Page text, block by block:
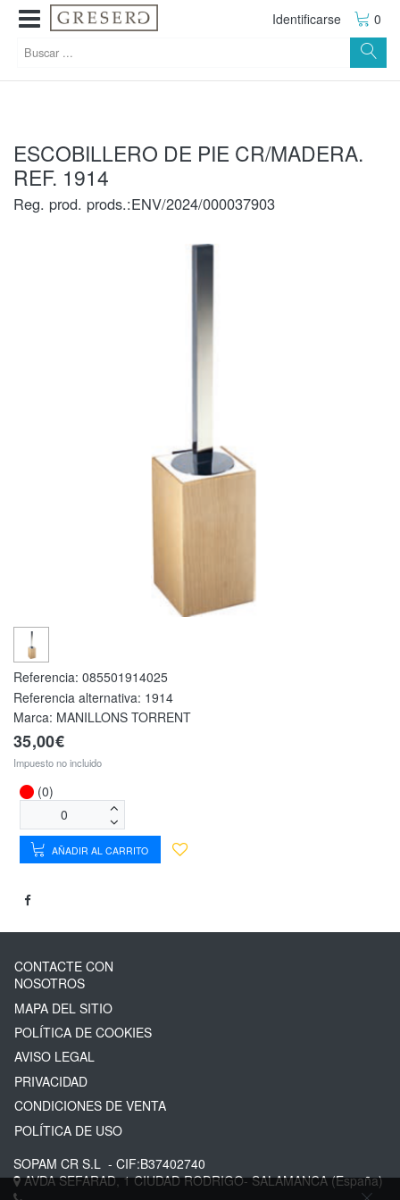
Identificarse 0
ESCOBILLERO DE PIE CR/MADERA.
REF. 1914
Reg. prod. prods.:ENV/2024/000037903
Referencia: 085501914025
Referencia alternativa: 1914
Marca: MANILLONS TORRENT
35,00€
Impuesto no incluido
(0)
AÑADIR AL CARRITO
CONTACTE CON
NOSOTROS
MAPA DEL SITIO
POLÍTICA DE COOKIES
AVISO LEGAL
PRIVACIDAD
CONDICIONES DE VENTA
POLÍTICA DE USO
SOPAM CR S.L - CIF:B37402740
AVDA SEFARAD, 1CIUDAD RODRIGO-SALAMANCA(España)